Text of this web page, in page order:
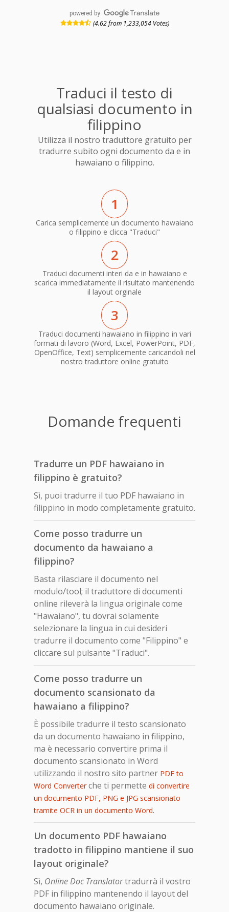
powered by
(4.62 from 1,233,054 Votes)
Traduci il testo di
qualsiasi documento in
filippino
Utilizza il nostro traduttore gratuito per
tradurre subito ogni documento da e in
hawaiano o filippino.
1
Carica semplicemente un documento hawaiano
o filippino e clicca "Traduci"
2
Traduci documenti interi da e in hawaiano e
scarica immediatamente il risultato mantenendo
il layout orginale
3
Traduci documenti hawaiano in filippino in vari
formati di lavoro (Word, Excel, PowerPoint, PDF,
OpenOffice, Text) semplicemente caricandoli nel
nostro traduttore online gratuito
Domande frequenti
Tradurre un PDF hawaiano in
filippino è gratuito?
Sì, puoi tradurre il tuo PDF hawaiano in
filippino in modo completamente gratuito.
Come posso tradurre un
documento da hawaiano a
filippino?
Basta rilasciare il documento nel
modulo/tool; il traduttore di documenti
online rileverà la lingua originale come
"Hawaiano", tu dovrai solamente
selezionare la lingua in cui desideri
tradurre il documento come "Filippino" e
cliccare sul pulsante "Traduci".
Come posso tradurre un
documento scansionato da
hawaiano a filippino?
È possibile tradurre il testo scansionato
da un documento hawaiano in filippino,
ma è necessario convertire prima il
documento scansionato in Word
utilizzando il nostro sito partner PDF to
Word Converterche ti permette di convertire
un documento PDF, PNG e JPG scansionato
tramite OCR in un documento Word.
Un documento PDF hawaiano
tradotto in filippino mantiene il suo
layout originale?
Sì, Online Doc Translatortradurrà il vostro
PDF in filippino mantenendo il layout del
documento hawaiano originale.